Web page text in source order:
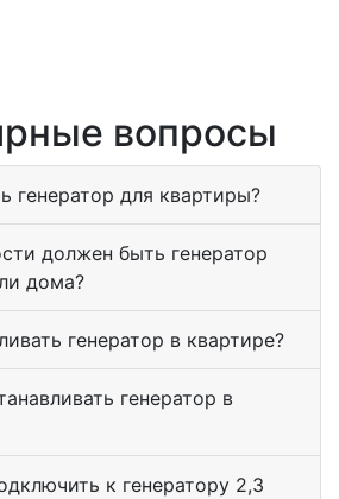
вопросы
генератор для квартиры?
должен быть генератор
дома?
генератор в квартире?
генератор в
к генератору 2,3